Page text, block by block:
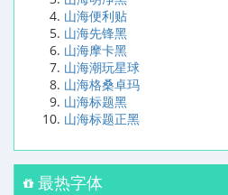
山海便利贴
山海先锋黑
山海摩卡黑
山海潮玩星球
山海格桑卓玛
山海标题黑
山海标题正黑
最热字体